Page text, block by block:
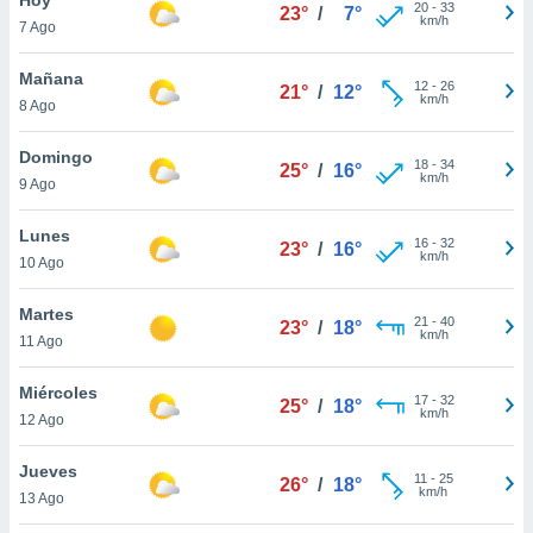
en
más
nuestra
de
cookies
aceptar
7 Ago
23° / 7° 20- 33
km/h
Mañana
8 Ago
21° / 12° 12- 26
km/h
Domingo
9 Ago
25° / 16° 18- 34
km/h
Lunes
10 Ago
23° / 16° 16- 32
km/h
Martes
11 Ago
23° / 18° 21 - 40
km/h
Miércoles
12 Ago
25° / 18° 17- 32
km/h
Jueves
13 Ago
26° / 18° 11 - 25
km/h